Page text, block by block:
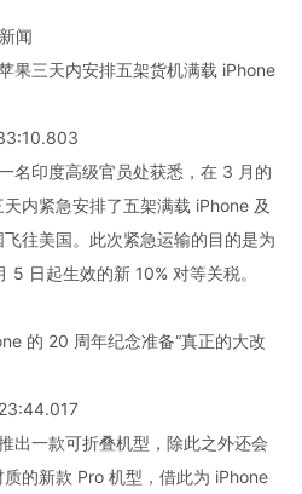
闻
果三天内安排五架货机满载 iPhone
名印度高级官员处获悉，在 3 月的
内紧急安排了五架满载 iPhone 及
往美国。此次紧急运输的目的是为
日起生效的新 10% 对等关税。
的 20 周年纪念准备“真正的大改
出一款可折叠机型，除此之外还会
的新款 Pro 机型，借此为 iPhone